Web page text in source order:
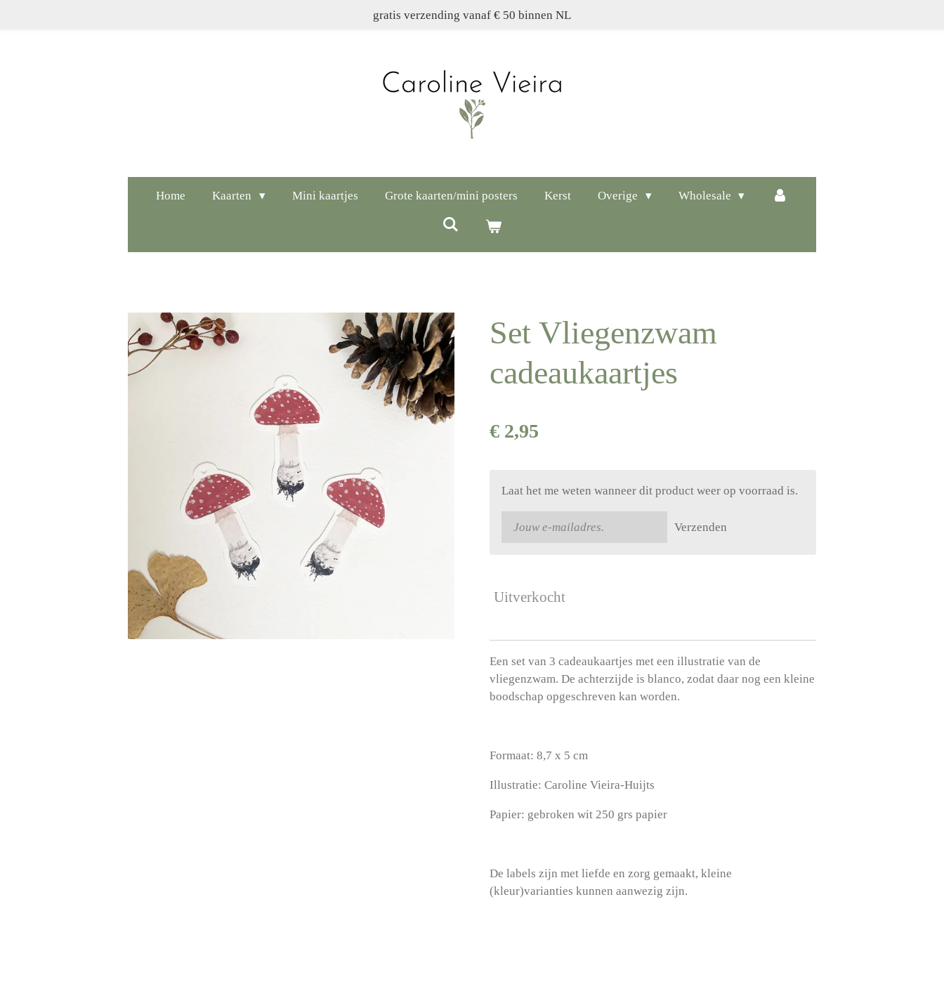
gratis verzending vanaf € 50 binnen NL
Home Kaarten Mini kaartjes Grote kaarten/mini posters Kerst Overige Wholesale
Set Vliegenzwam
cadeaukaartjes
€ 2,95
Laat het me weten wanneer dit product weer op voorraad is.
Verzenden
Uitverkocht
Een set van 3 cadeaukaartjes met een illustratie van de
vliegenzwam. De achterzijde is blanco, zodat daar nog een kleine
boodschap opgeschreven kan worden.
Formaat: 8,7 x 5 cm
Illustratie: Caroline Vieira-Huijts
Papier: gebroken wit 250 grs papier
De labels zijn met liefde en zorg gemaakt, kleine
(kleur)varianties kunnen aanwezig zijn.